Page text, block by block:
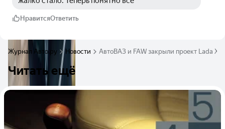
НравитсяОтветить
Журнал Авто.ру Новости АвтоВАЗ и FAW закрыли проект Lada X-
Читать ещё